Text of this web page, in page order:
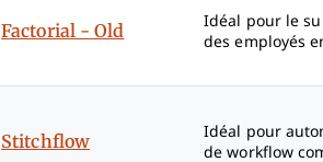
Factorial - Old
Idéal pour le
des employés
Stitchflow
Idéal pour
de workflow